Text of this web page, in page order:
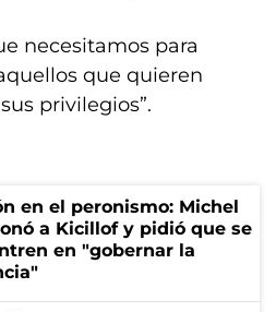
necesitamos para
que quieren
privilegios”.
en el peronismo: Michel
a Kicillof y pidió que se
en "gobernar la